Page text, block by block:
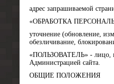
адрес запрашиваемой
«ОБРАБОТКА
уточнение (обновление,
обезличивание,
«ПОЛЬЗОВАТЕЛЬ» - лицо,
Администрацией сайта.
ОБЩИЕ ПОЛОЖЕНИЯ